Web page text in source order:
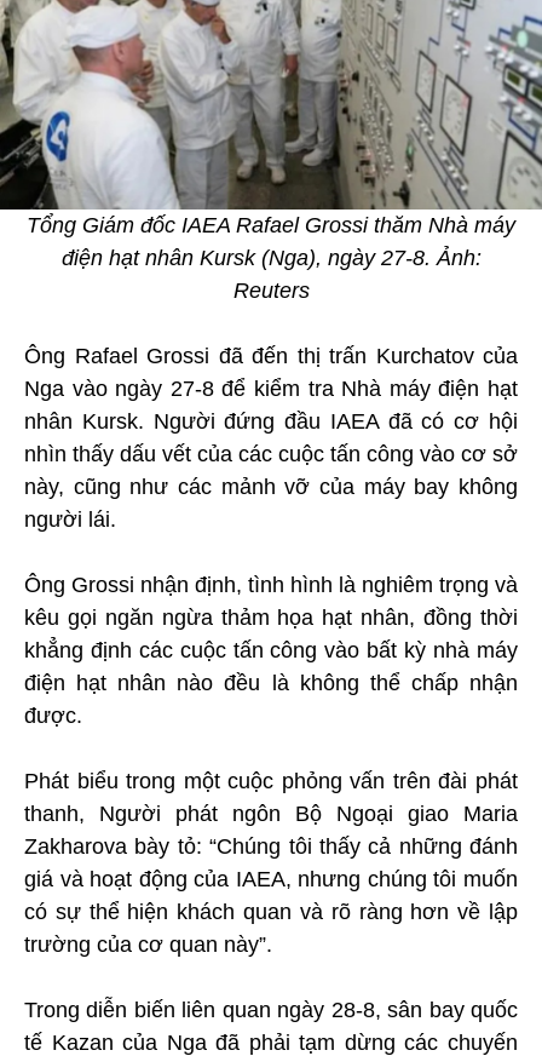
Tổng Giám đốc IAEA Rafael Grossi thăm Nhà máy
điện hạt nhân Kursk (Nga), ngày 27-8. Ảnh:
Reuters
Ông Rafael Grossi đã đến thị trấn Kurchatov của
Nga vào ngày 27-8 để kiểm tra Nhà máy điện hạt
nhân Kursk. Người đứng đầu IAEA đã có cơ hội
nhìn thấy dấu vết của các cuộc tấn công vào cơ sở
này, cũng như các mảnh vỡ của máy bay không
người lái.
Ông Grossi nhận định, tình hình là nghiêm trọng và
kêu gọi ngăn ngừa thảm họa hạt nhân, đồng thời
khẳng định các cuộc tấn công vào bất kỳ nhà máy
điện hạt nhân nào đều là không thể chấp nhận
được.
Phát biểu trong một cuộc phỏng vấn trên đài phát
thanh, Người phát ngôn Bộ Ngoại giao Maria
Zakharova bày tỏ: “Chúng tôi thấy cả những đánh
giá và hoạt động của IAEA, nhưng chúng tôi muốn
có sự thể hiện khách quan và rõ ràng hơn về lập
trường của cơ quan này”.
Trong diễn biến liên quan ngày 28-8, sân bay quốc
tế Kazan của Nga đã phải tạm dừng các chuyến